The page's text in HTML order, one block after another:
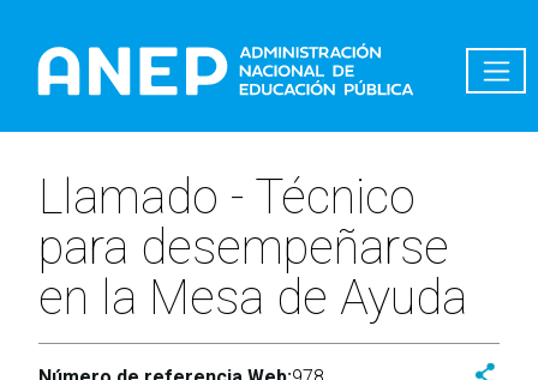
Llamado - Técnico
para desempeñarse
en la Mesa de Ayuda